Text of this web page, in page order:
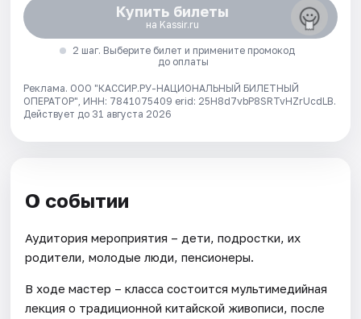
Купить билеты
на Kassir.ru
2 шаг. Выберите билет и примените промокод
до оплаты
Реклама. ООО "КАССИР.РУ-НАЦИОНАЛЬНЫЙ БИЛЕТНЫЙ
ОПЕРАТОР", ИНН: 7841075409 erid: 25H8d7vbP8SRTvHZrUcdLB.
Действует до 31 августа 2026
О событии
Аудитория мероприятия – дети, подростки, их
родители, молодые люди, пенсионеры.
В ходе мастер – класса состоится мультимедийная
лекция о традиционной китайской живописи, после